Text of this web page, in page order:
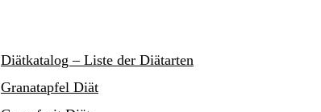
Diätkatalog – Liste der Diätarten
Granatapfel Diät